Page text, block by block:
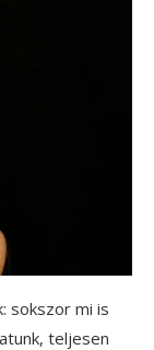
sokszor mi is
teljesen